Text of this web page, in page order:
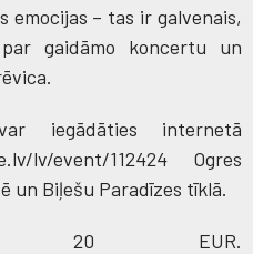
emocijas – tas ir galvenais,
gaidāmo koncertu un
iegādāties internetā
lv/event/112424 Ogres
un Biļešu Paradīzes tīklā.
20 EUR.